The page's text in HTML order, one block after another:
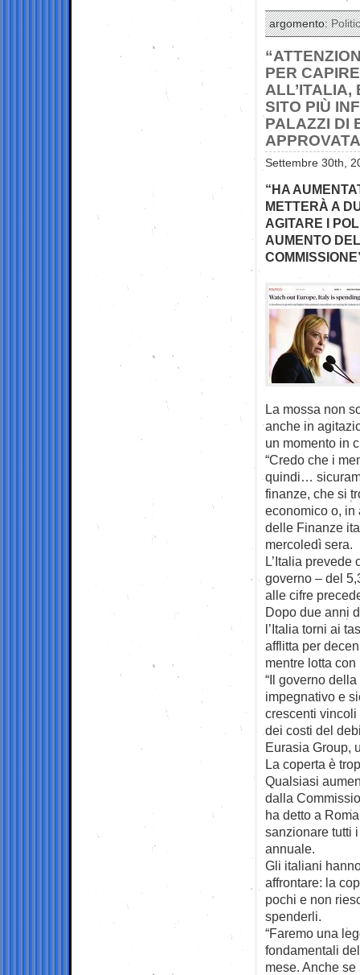
argomento:
PER
ALL’ITALIA,
SITO PIÙ
PALAZZI DI
Settembre 30th,
“HA
METTERÀ A
AGITARE I
AUMENTO
La mossa non
anche in
un momento in
“Credo che i
quindi…
finanze, che si
economico o, in
delle Finanze
mercoledì sera.
L’Italia prevede
governo – del
alle cifre
Dopo due anni
l’Italia torni ai
afflitta per
mentre lotta
“Il governo
impegnativo e
crescenti vincoli
dei costi del
Eurasia Group,
La coperta è
Qualsiasi
dalla
ha detto a
sanzionare tutti
annuale.
Gli italiani
affrontare: la
pochi e non
spenderli.
“Faremo una
fondamentali
mese. Anche